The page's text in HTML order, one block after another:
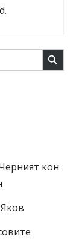
Search Button
кон